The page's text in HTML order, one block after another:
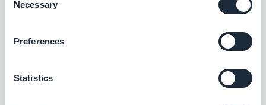
Selection
Necessary
Preferences
Statistics
Verknüpfung Ihrer App mit Google Tag